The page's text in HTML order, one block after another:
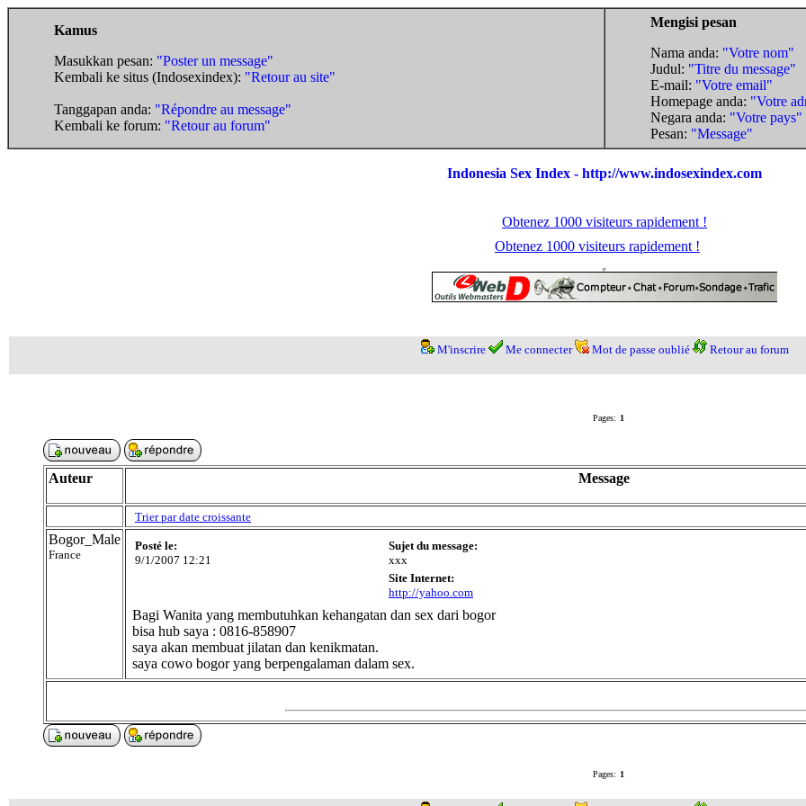
Kamus
Masukkan pesan: "Poster un message"
Kembali ke situs (Indosexindex): "Retour au site"
Tanggapan anda: "Répondre au message"
Kembali ke forum: "Retour au forum"
Mengisi pesan
Nama anda: "Votre nom"
Judul: "Titre du message"
E-mail: "Votre email"
Homepage anda: "Votre
Negara anda: "Votre pays"
Pesan: "Message"
Indonesia Sex Index - http://www.indosexindex.com
Obtenez 1000 visiteurs rapidement !
Obtenez 1000 visiteurs rapidement !
M'inscrire Me connecter Mot de passe oublié Retour au forum
Pages: 1
Auteur Message
Trier par date croissante
Bogor_Male
France
Posté le:
9/1/2007 12:21
Sujet du message:
xxx
Site Internet:
http://yahoo.com
Bagi Wanita yang membutuhkan kehangatan dan sex dari bogor
bisa hub saya : 0816-858907
saya akan membuat jilatan dan kenikmatan.
saya cowo bogor yang berpengalaman dalam sex.
Pages: 1